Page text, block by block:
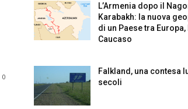
0
L’Armenia dopo il
Karabakh: la nuova
di un Paese tra Europa,
Caucaso
Falkland, una contesa
secoli